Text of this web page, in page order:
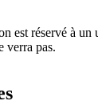
est réservé à un
verra pas.